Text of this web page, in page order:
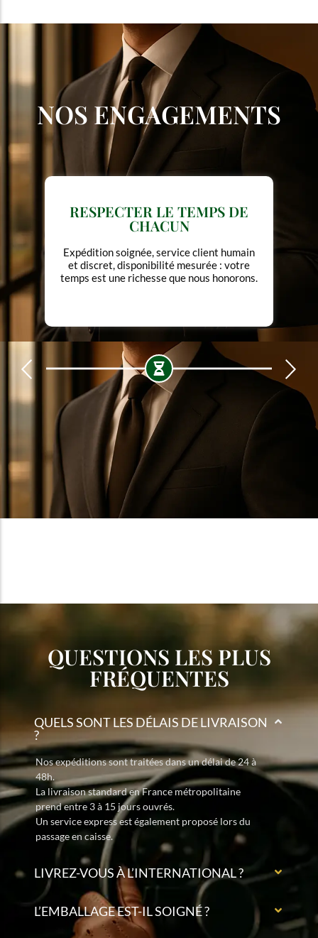
NOS ENGAGEMENTS
RESPECTER LE TEMPS DE
CHACUN
Expédition soignée, service client humain
et discret, disponibilité mesurée : votre
temps est une richesse que nous honorons.
QUESTIONS LES PLUS
FRÉQUENTES
QUELS SONT LES DÉLAIS DE LIVRAISON
?
Nos expéditions sont traitées dans un délai de 24 à
48h.
La livraison standard en France métropolitaine
prend entre 3 à 15 jours ouvrés.
Un service express est également proposé lors du
passage en caisse.
LIVREZ-VOUS À L’INTERNATIONAL ?
L’EMBALLAGE EST-IL SOIGNÉ ?